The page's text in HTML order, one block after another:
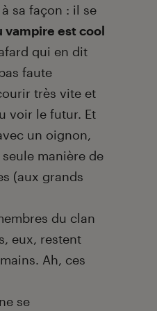
sa façon : il se
vampire est cool
qui en dit
faute
très vite et
voir le futur. Et
un oignon,
manière de
(aux grands
du clan
eux, restent
Ah, ces
se